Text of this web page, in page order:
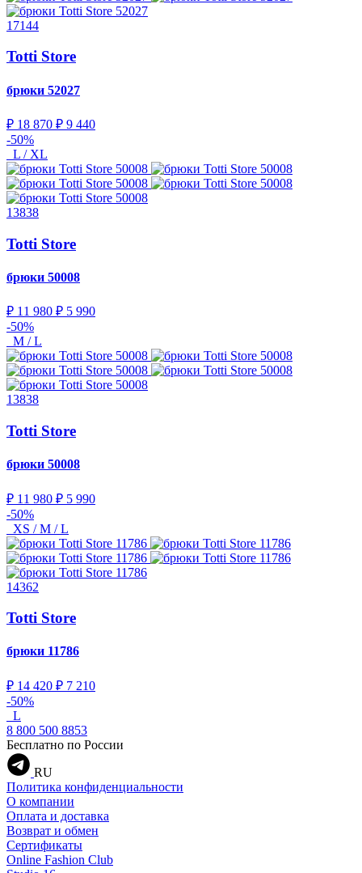
17144
Totti Store
брюки 52027
₽ 18 870 ₽ 9 440
-50%
L / XL
13838
Totti Store
брюки 50008
₽ 11 980 ₽ 5 990
-50%
M / L
13838
Totti Store
брюки 50008
₽ 11 980 ₽ 5 990
-50%
XS / M / L
14362
Totti Store
брюки 11786
₽ 14 420 ₽ 7 210
-50%
L
8 800 500 8853
Бесплатно по России
RU
Политика конфиденциальности
О компании
Оплата и доставка
Возврат и обмен
Сертификаты
Online Fashion Club